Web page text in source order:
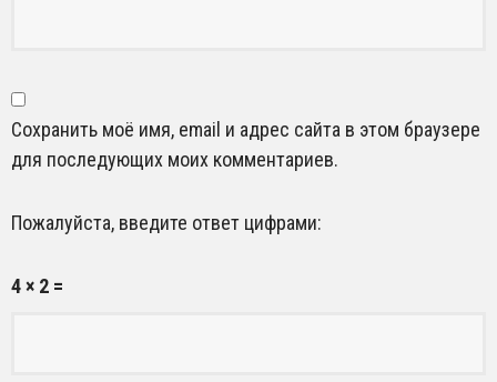
Сохранить моё имя, email и адрес сайта в этом браузере
для последующих моих комментариев.
Пожалуйста, введите ответ цифрами:
4 × 2 =